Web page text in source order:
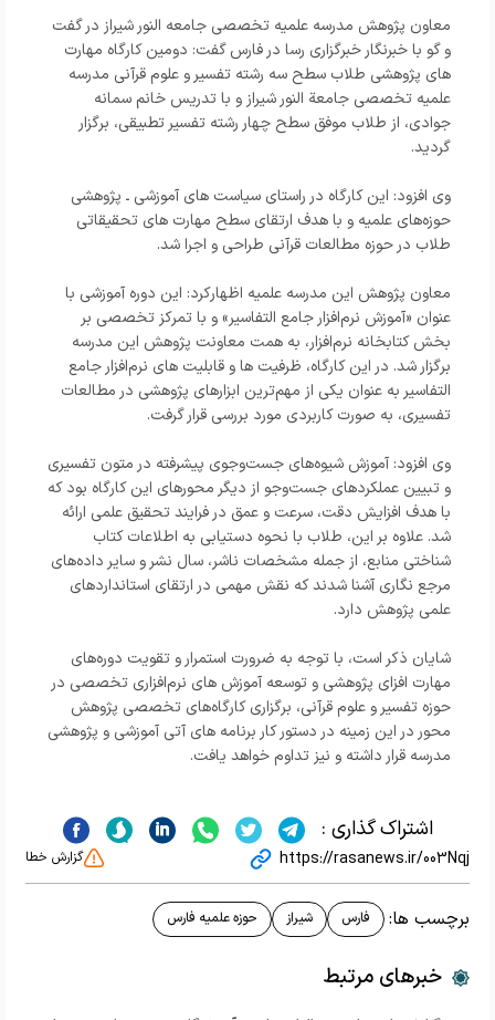
معاون پژوهش مدرسه علمیه تخصصی جامعه النور شیراز در گفت
و گو با خبرنگار خبرگزاری رسا در فارسگفت: دومین کارگاه مهارت‌
های پژوهشی طلاب سطح سه رشته تفسیر و علوم قرآنی مدرسه
علمیه تخصصی جامعة النور شیراز و با تدریس خانم سمانه
جوادی، از طلاب موفق سطح چهار رشته تفسیر تطبیقی، برگزار
گردید.
وی افزود: این کارگاه در راستای سیاست‌ های آموزشی ـ پژوهشی
حوزه‌های علمیه و با هدف ارتقای سطح مهارت‌ های تحقیقاتی
طلاب در حوزه مطالعات قرآنی طراحی و اجرا شد.
معاون پژوهش این مدرسه علمیه اظهارکرد: این دوره آموزشی با
عنوان «آموزش نرم‌افزار جامع التفاسیر» و با تمرکز تخصصی بر
بخش کتابخانه نرم‌افزار، به همت معاونت پژوهش این مدرسه
برگزار شد. در این کارگاه، ظرفیت‌ ها و قابلیت‌ های نرم‌افزار جامع
التفاسیر به عنوان یکی از مهم‌ترین ابزارهای پژوهشی در مطالعات
تفسیری، به‌ صورت کاربردی مورد بررسی قرار گرفت.
وی افزود: آموزش شیوه‌های جست‌وجوی پیشرفته در متون تفسیری
و تبیین عملکردهای جست‌وجو از دیگر محورهای این کارگاه بود که
با هدف افزایش دقت، سرعت و عمق در فرایند تحقیق علمی ارائه
شد. علاوه بر این، طلاب با نحوه دستیابی به اطلاعات کتاب‌
شناختی منابع، از جمله مشخصات ناشر، سال نشر و سایر داده‌های
مرجع‌ نگاری آشنا شدند که نقش مهمی در ارتقای استانداردهای
علمی پژوهش دارد.
شایان ذکر است، با توجه به ضرورت استمرار و تقویت دوره‌های
مهارت‌ افزای پژوهشی و توسعه آموزش‌ های نرم‌افزاری تخصصی در
حوزه تفسیر و علوم قرآنی، برگزاری کارگاه‌های تخصصی پژوهش
محور در این زمینه در دستور کار برنامه‌ های آتی آموزشی و پژوهشی
مدرسه قرار داشته و نیز تداوم خواهد یافت.
اشتراک گذاری :
https://rasanews.ir/003Nqj گزارش خطا
برچسب ها: فارس شیراز حوزه علمیه فارس
خبرهای مرتبط